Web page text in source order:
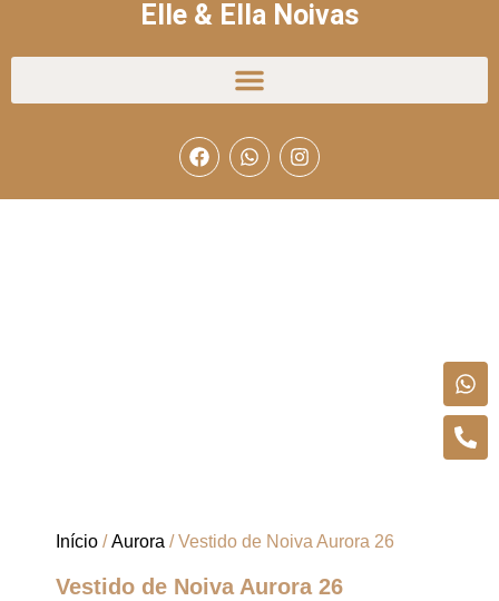
Elle & Ella Noivas
Início /Aurora / Vestido de Noiva Aurora 26
Vestido de Noiva Aurora 26